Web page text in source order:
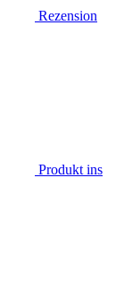
Rezension
Produkt ins